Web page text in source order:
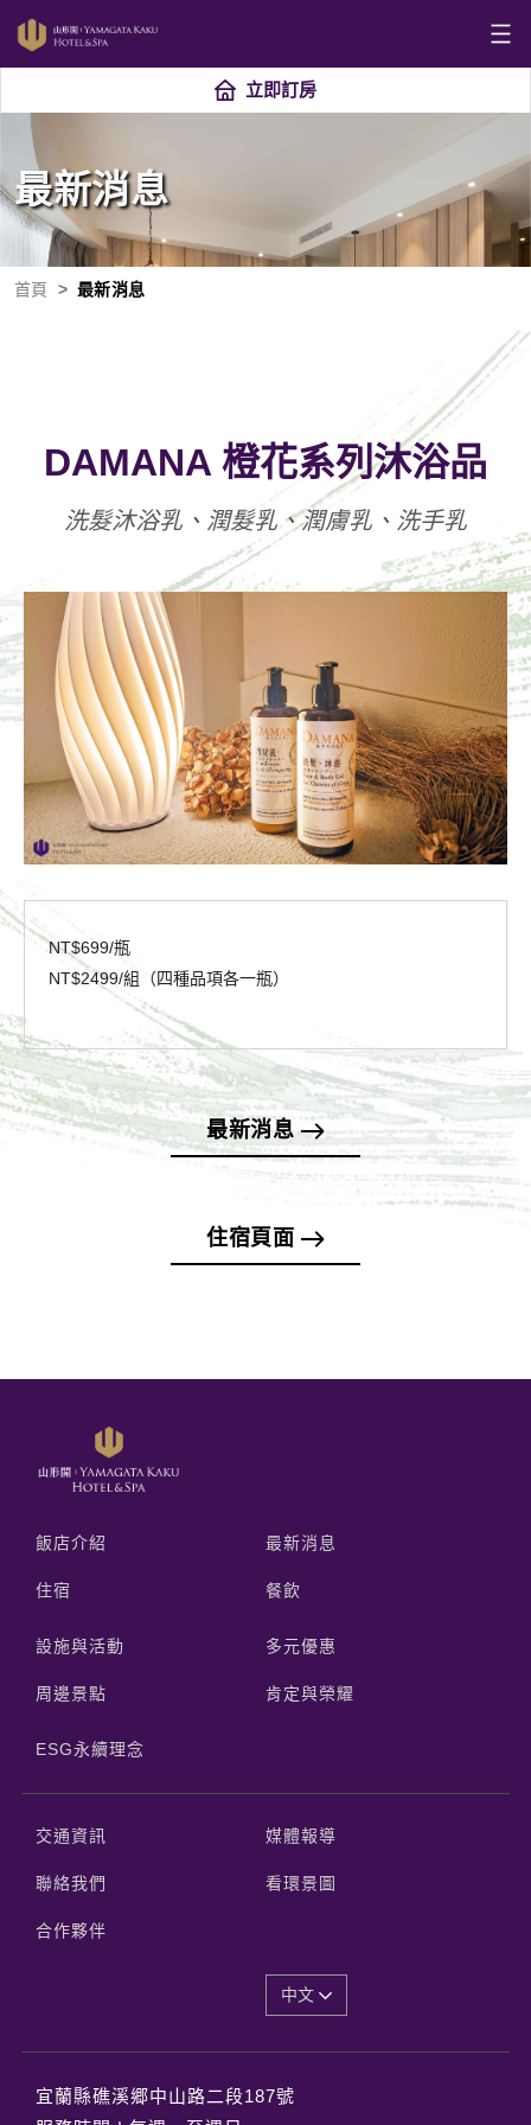
立即訂房
最新消息
首頁 最新消息
DAMANA 橙花系列沐浴品
洗髮沐浴乳、潤髮乳、潤膚乳、洗手乳
NT$699/瓶
NT$2499/組（四種品項各一瓶）
最新消息
住宿頁面
飯店介紹 最新消息
住宿 餐飲
設施與活動 多元優惠
周邊景點 肯定與榮耀
ESG永續理念
交通資訊 媒體報導
聯絡我們 看環景圖
合作夥伴
中文
宜蘭縣礁溪郷中山路二段187號